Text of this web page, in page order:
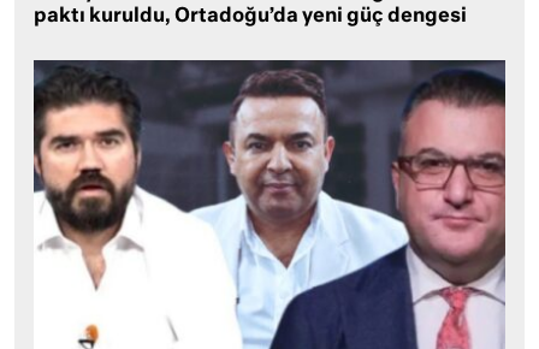
paktı kuruldu, Ortadoğu’da yeni güç dengesi